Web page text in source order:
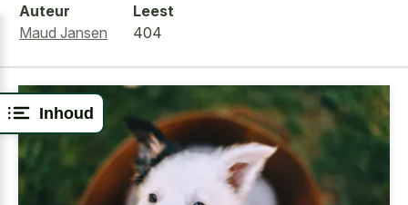
Inhoud
Auteur
Maud Jansen
Leest
404